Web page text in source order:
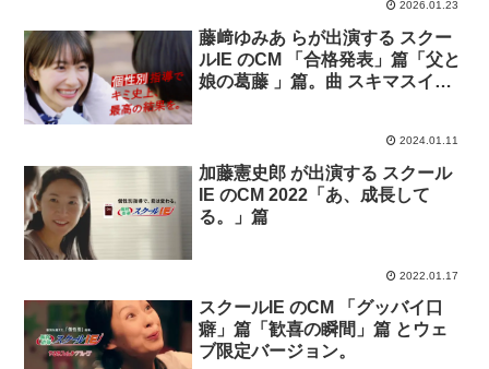
2026.01.23
藤﨑ゆみあ らが出演する スクー
ルIE のCM 「合格発表」篇「父と
娘の葛藤 」篇。曲 スキマスイッ
2024.01.11
加藤憲史郎 が出演する スクール
IE のCM 2022「あ、成長して
る。」篇
2022.01.17
スクールIE のCM 「グッバイ口
癖」篇「歓喜の瞬間」篇 とウェ
ブ限定バージョン。